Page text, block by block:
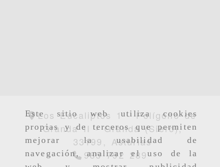
Este sitio web utiliza cookies
propias y de terceros que permiten
mejorar la usabilidad de
navegación, analizar el uso de la
Los Eucaliptos 1 - Polígono de
Granda II -Granda (Siero),
33199, Asturias
985 792 289